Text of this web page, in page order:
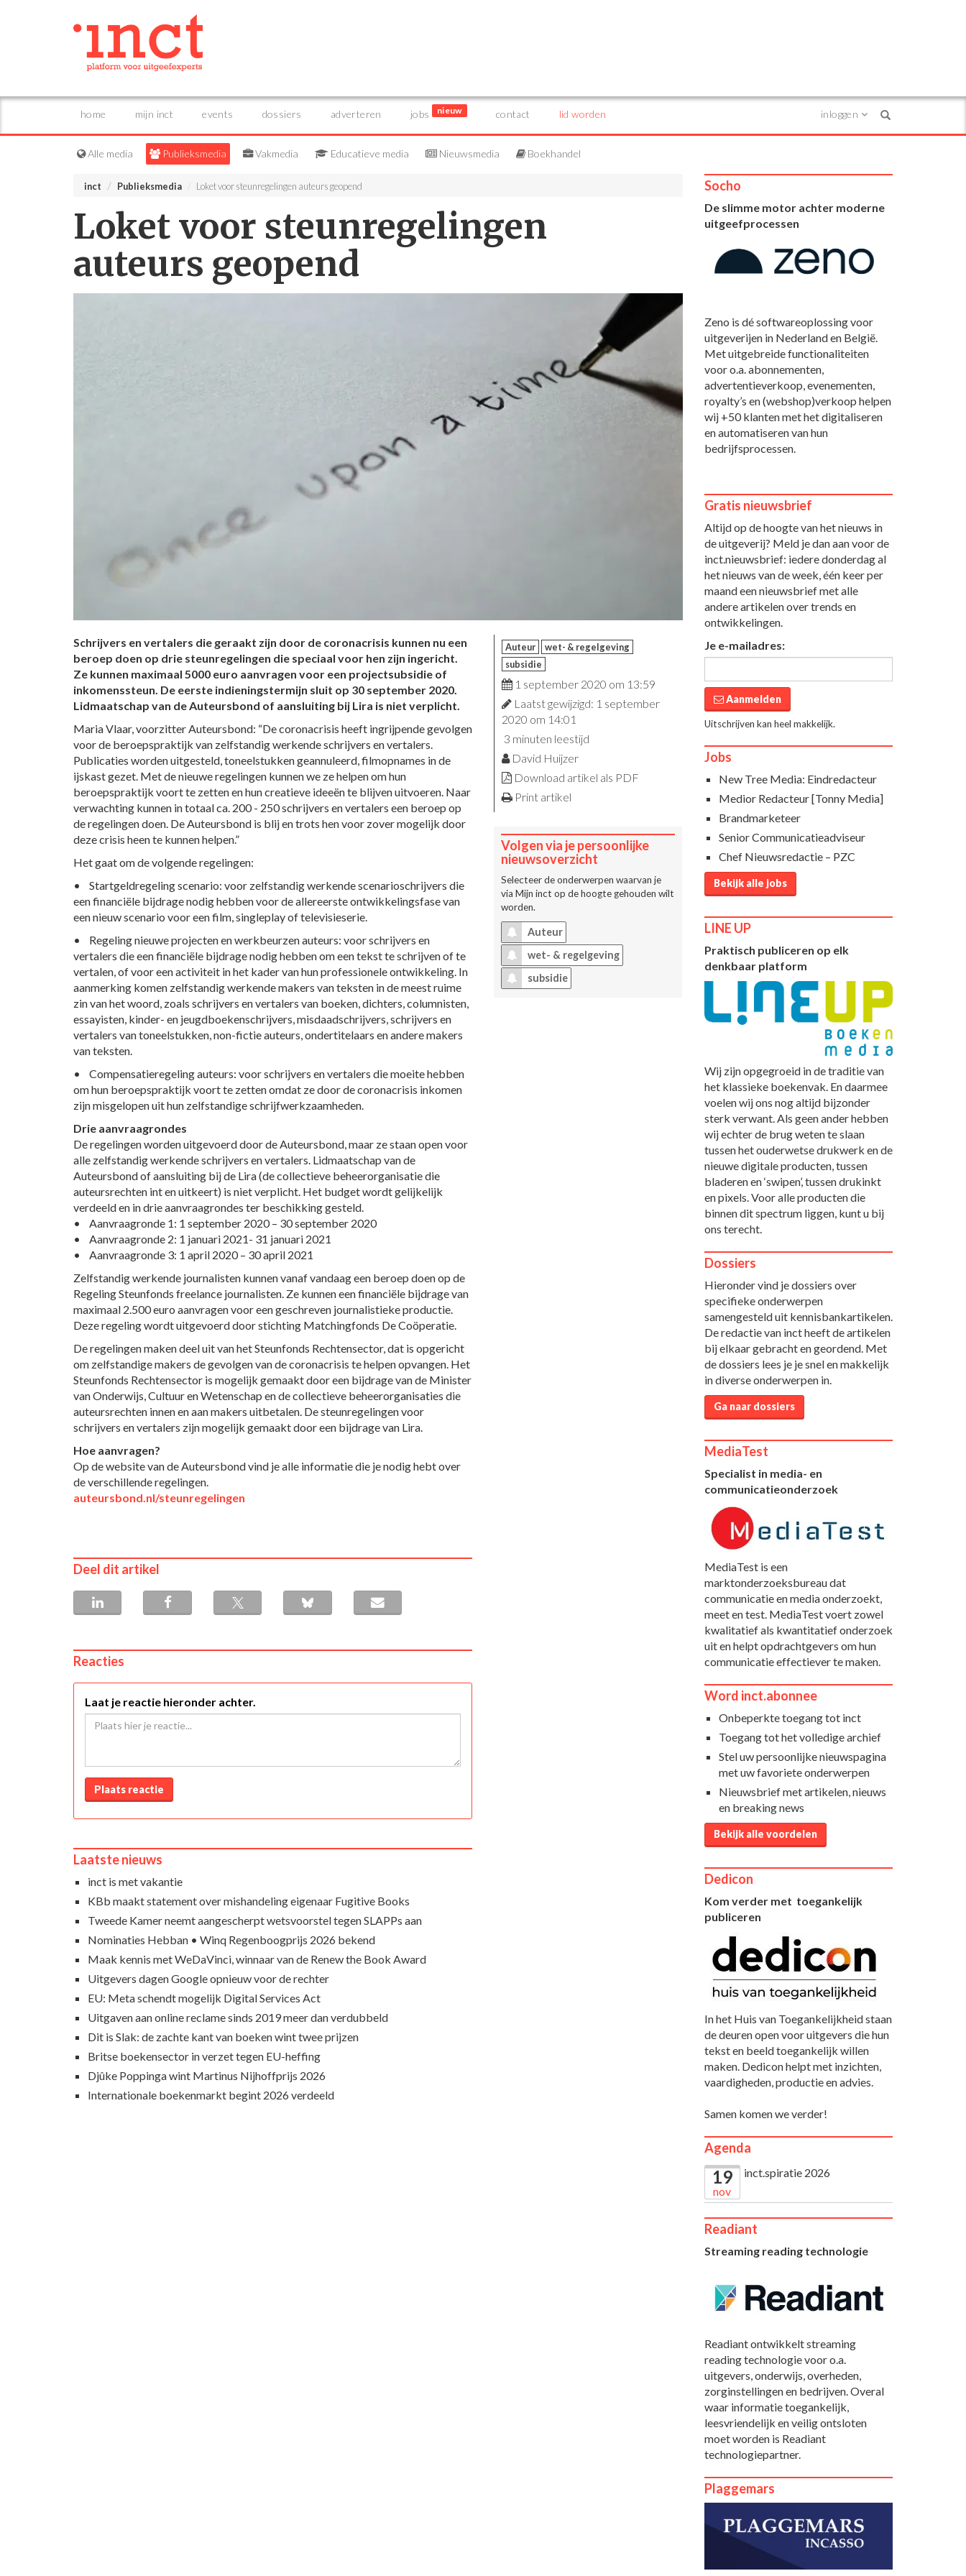
home mijn inct events dossiers adverteren jobs nieuw contact lid worden inloggen
Alle media Publieksmedia Vakmedia Educatieve media Nieuwsmedia Boekhandel
inct Publieksmedia Loket voor steunregelingen auteurs geopend
Loket voor steunregelingen
auteurs geopend
Schrijvers en vertalers die geraakt zijn door de coronacrisis kunnen nu een
beroep doen op drie steunregelingen die speciaal voor hen zijn ingericht.
Ze kunnen maximaal 5000 euro aanvragen voor een projectsubsidie of
inkomenssteun. De eerste indieningstermijn sluit op 30 september 2020.
Lidmaatschap van de Auteursbond of aansluiting bij Lira is niet verplicht.
Maria Vlaar, voorzitter Auteursbond: “De coronacrisis heeft ingrijpende gevolgen
voor de beroepspraktijk van zelfstandig werkende schrijvers en vertalers.
Publicaties worden uitgesteld, toneelstukken geannuleerd, filmopnames in de
ijskast gezet. Met de nieuwe regelingen kunnen we ze helpen om hun
beroepspraktijk voort te zetten en hun creatieve ideeën te blijven uitvoeren. Naar
verwachting kunnen in totaal ca. 200 - 250 schrijvers en vertalers een beroep op
de regelingen doen. De Auteursbond is blij en trots hen voor zover mogelijk door
deze crisis heen te kunnen helpen.”
Het gaat om de volgende regelingen:
• Startgeldregeling scenario: voor zelfstandig werkende scenarioschrijvers die
een financiële bijdrage nodig hebben voor de allereerste ontwikkelingsfase van
een nieuw scenario voor een film, singleplay of televisieserie.
• Regeling nieuwe projecten en werkbeurzen auteurs: voor schrijvers en
vertalers die een financiële bijdrage nodig hebben om een tekst te schrijven of te
vertalen, of voor een activiteit in het kader van hun professionele ontwikkeling. In
aanmerking komen zelfstandig werkende makers van teksten in de meest ruime
zin van het woord, zoals schrijvers en vertalers van boeken, dichters, columnisten,
essayisten, kinder- en jeugdboekenschrijvers, misdaadschrijvers, schrijvers en
vertalers van toneelstukken, non-fictie auteurs, ondertitelaars en andere makers
van teksten.
• Compensatieregeling auteurs: voor schrijvers en vertalers die moeite hebben
om hun beroepspraktijk voort te zetten omdat ze door de coronacrisis inkomen
zijn misgelopen uit hun zelfstandige schrijfwerkzaamheden.
Drie aanvraagrondes
De regelingen worden uitgevoerd door de Auteursbond, maar ze staan open voor
alle zelfstandig werkende schrijvers en vertalers. Lidmaatschap van de
Auteursbond of aansluiting bij de Lira (de collectieve beheerorganisatie die
auteursrechten int en uitkeert) is niet verplicht. Het budget wordt gelijkelijk
verdeeld en in drie aanvraagrondes ter beschikking gesteld.
• Aanvraagronde 1: 1 september 2020 – 30 september 2020
• Aanvraagronde 2: 1 januari 2021- 31 januari 2021
• Aanvraagronde 3: 1 april 2020 – 30 april 2021
Zelfstandig werkende journalisten kunnen vanaf vandaag een beroep doen op de
Regeling Steunfonds freelance journalisten. Ze kunnen een financiële bijdrage van
maximaal 2.500 euro aanvragen voor een geschreven journalistieke productie.
Deze regeling wordt uitgevoerd door stichting Matchingfonds De Coöperatie.
De regelingen maken deel uit van het Steunfonds Rechtensector, dat is opgericht
om zelfstandige makers de gevolgen van de coronacrisis te helpen opvangen. Het
Steunfonds Rechtensector is mogelijk gemaakt door een bijdrage van de Minister
van Onderwijs, Cultuur en Wetenschap en de collectieve beheerorganisaties die
auteursrechten innen en aan makers uitbetalen. De steunregelingen voor
schrijvers en vertalers zijn mogelijk gemaakt door een bijdrage van Lira.
Hoe aanvragen?
Op de website van de Auteursbond vind je alle informatie die je nodig hebt over
de verschillende regelingen.
auteursbond.nl/steunregelingen
Auteur
wet- & regelgeving
subsidie
1 september 2020 om 13:59
Laatst gewijzigd: 1 september
2020 om 14:01
3 minuten leestijd
David Huijzer
Download artikel als PDF
Print artikel
Volgen via je persoonlijke
nieuwsoverzicht
Selecteer de onderwerpen waarvan je
via Mijn inct op de hoogte gehouden wilt
worden.
Auteur
wet- & regelgeving
subsidie
Deel dit artikel
Reacties
Laat je reactie hieronder achter.
Plaats reactie
Laatste nieuws
inct is met vakantie
KBb maakt statement over mishandeling eigenaar Fugitive Books
Tweede Kamer neemt aangescherpt wetsvoorstel tegen SLAPPs aan
Nominaties Hebban • Winq Regenboogprijs 2026 bekend
Maak kennis met WeDaVinci, winnaar van de Renew the Book Award
Uitgevers dagen Google opnieuw voor de rechter
EU: Meta schendt mogelijk Digital Services Act
Uitgaven aan online reclame sinds 2019 meer dan verdubbeld
Dit is Slak: de zachte kant van boeken wint twee prijzen
Britse boekensector in verzet tegen EU-heffing
Djûke Poppinga wint Martinus Nijhoffprijs 2026
Internationale boekenmarkt begint 2026 verdeeld
Socho
De slimme motor achter moderne
uitgeefprocessen
Zeno is dé softwareoplossing voor
uitgeverijen in Nederland en België.
Met uitgebreide functionaliteiten
voor o.a. abonnementen,
advertentieverkoop, evenementen,
royalty’s en (webshop)verkoop helpen
wij +50 klanten met het digitaliseren
en automatiseren van hun
bedrijfsprocessen.
Gratis nieuwsbrief
Altijd op de hoogte van het nieuws in
de uitgeverij? Meld je dan aan voor de
inct.nieuwsbrief: iedere donderdag al
het nieuws van de week, één keer per
maand een nieuwsbrief met alle
andere artikelen over trends en
ontwikkelingen.
Je e-mailadres:
Aanmelden
Uitschrijven kan heel makkelijk.
Jobs
New Tree Media: Eindredacteur
Medior Redacteur [Tonny Media]
Brandmarketeer
Senior Communicatieadviseur
Chef Nieuwsredactie – PZC
Bekijk alle jobs
LINE UP
Praktisch publiceren op elk
denkbaar platform
Wij zijn opgegroeid in de traditie van
het klassieke boekenvak. En daarmee
voelen wij ons nog altijd bijzonder
sterk verwant. Als geen ander hebben
wij echter de brug weten te slaan
tussen het ouderwetse drukwerk en de
nieuwe digitale producten, tussen
bladeren en ‘swipen’, tussen drukinkt
en pixels. Voor alle producten die
binnen dit spectrum liggen, kunt u bij
ons terecht.
Dossiers
Hieronder vind je dossiers over
specifieke onderwerpen
samengesteld uit kennisbankartikelen.
De redactie van inct heeft de artikelen
bij elkaar gebracht en geordend. Met
de dossiers lees je je snel en makkelijk
in diverse onderwerpen in.
Ga naar dossiers
MediaTest
Specialist in media- en
communicatieonderzoek
MediaTest is een
marktonderzoeksbureau dat
communicatie en media onderzoekt,
meet en test. MediaTest voert zowel
kwalitatief als kwantitatief onderzoek
uit en helpt opdrachtgevers om hun
communicatie effectiever te maken.
Word inct.abonnee
Onbeperkte toegang tot inct
Toegang tot het volledige archief
Stel uw persoonlijke nieuwspagina
met uw favoriete onderwerpen
Nieuwsbrief met artikelen, nieuws
en breaking news
Bekijk alle voordelen
Dedicon
Kom verder met toegankelijk
publiceren
In het Huis van Toegankelijkheid staan
de deuren open voor uitgevers die hun
tekst en beeld toegankelijk willen
maken. Dedicon helpt met inzichten,
vaardigheden, productie en advies.
Samen komen we verder!
Agenda
19
nov
inct.spiratie 2026
Readiant
Streaming reading technologie
Readiant ontwikkelt streaming
reading technologie voor o.a.
uitgevers, onderwijs, overheden,
zorginstellingen en bedrijven. Overal
waar informatie toegankelijk,
leesvriendelijk en veilig ontsloten
moet worden is Readiant
technologiepartner.
Plaggemars